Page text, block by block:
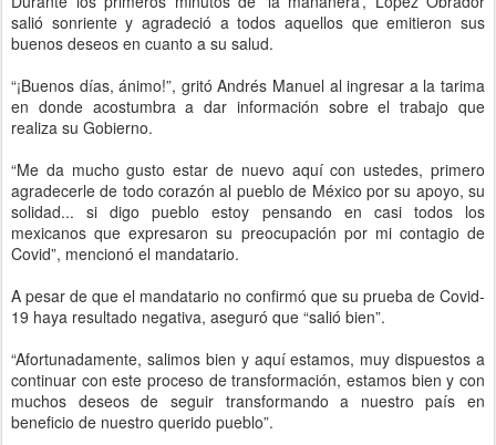
salió sonriente y agradeció a todos aquellos que emitieron sus
buenos deseos en cuanto a su salud.
“¡Buenos días, ánimo!”, gritó Andrés Manuel al ingresar a la tarima
en donde acostumbra a dar información sobre el trabajo que
realiza su Gobierno.
“Me da mucho gusto estar de nuevo aquí con ustedes, primero
agradecerle de todo corazón al pueblo de México por su apoyo, su
solidad... si digo pueblo estoy pensando en casi todos los
mexicanos que expresaron su preocupación por mi contagio de
Covid”, mencionó el mandatario.
A pesar de que el mandatario no confirmó que su prueba de Covid-
19 haya resultado negativa, aseguró que “salió bien”.
“Afortunadamente, salimos bien y aquí estamos, muy dispuestos a
continuar con este proceso de transformación, estamos bien y con
muchos deseos de seguir transformando a nuestro país en
beneficio de nuestro querido pueblo”.